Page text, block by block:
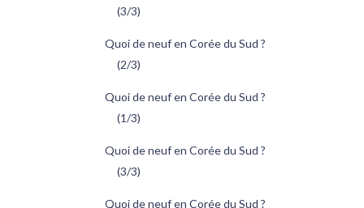
(3/3)
Quoi de neuf en Corée du Sud ?
(2/3)
Quoi de neuf en Corée du Sud ?
(1/3)
Quoi de neuf en Corée du Sud ?
(3/3)
Quoi de neuf en Corée du Sud ?